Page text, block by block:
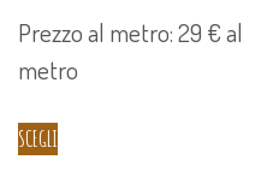
Prezzo al metro: 29 € al
metro
SCEGLI